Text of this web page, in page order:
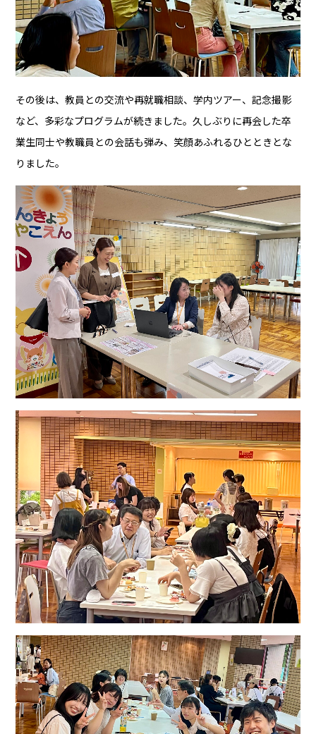
その後は、教員との交流や再就職相談、学内ツアー、記念撮影
など、多彩なプログラムが続きました。久しぶりに再会した卒
業生同士や教職員との会話も弾み、笑顔あふれるひとときとな
りました。